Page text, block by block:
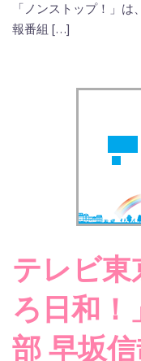
「ノンストップ！」
報番組 […]
テレビ東
ろ日和！
部 早坂